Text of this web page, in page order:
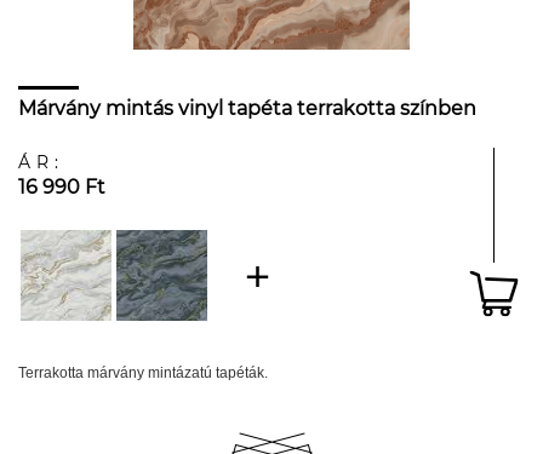
Márvány mintás vinyl tapéta terrakotta színben
ÁR:
16 990 Ft
Terrakotta márvány mintázatú tapéták.